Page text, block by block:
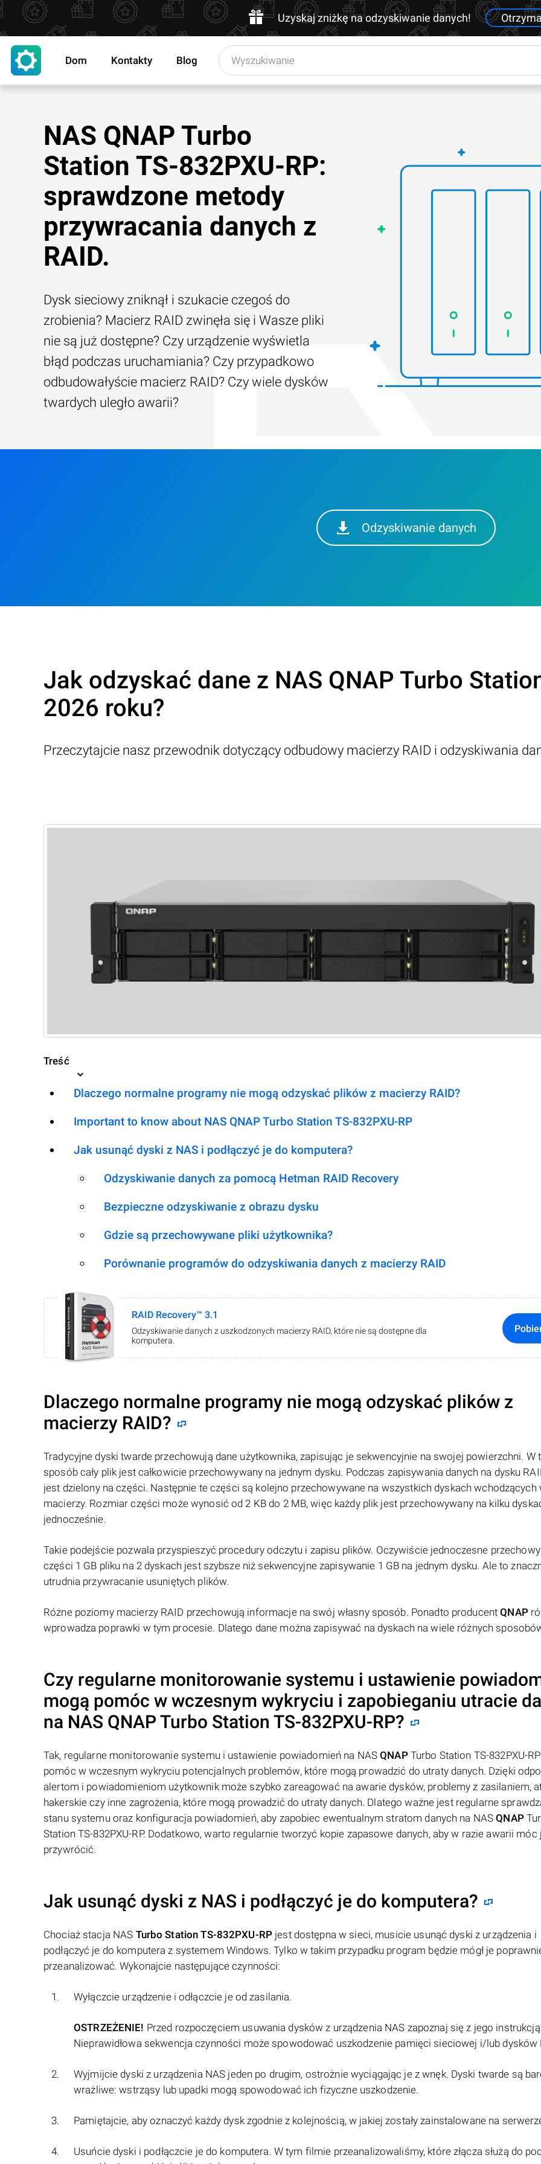
Uzyskaj zniżkę na odzyskiwanie danych!
Dom Kontakty Blog
NAS QNAP Turbo
Station TS-832PXU-RP:
sprawdzone metody
przywracania danych z
RAID.
Dysk sieciowy zniknął i szukacie czegoś do
zrobienia? Macierz RAID zwinęła się i Wasze pliki
nie są już dostępne? Czy urządzenie wyświetla
błąd podczas uruchamiania? Czy przypadkowo
odbudowałyście macierz RAID? Czy wiele dysków
twardych uległo awarii?
Odzyskiwanie danych
Jak odzyskać dane z NAS QNAP Turbo
2026 roku?
Przeczytajcie nasz przewodnik dotyczący odbudowy macierzy RAID i odzyskiwania
Treść
Dlaczego normalne programy nie mogą odzyskać plików z macierzy RAID?
Important to know about NAS QNAP Turbo Station TS-832PXU-RP
Jak usunąć dyski z NAS i podłączyć je do komputera?
Odzyskiwanie danych za pomocą Hetman RAID Recovery
Bezpieczne odzyskiwanie z obrazu dysku
Gdzie są przechowywane pliki użytkownika?
Porównanie programów do odzyskiwania danych z macierzy RAID
RAID Recovery™ 3.1
Odzyskiwanie danych z uszkodzonych macierzy RAID, które nie są dostępne dla
komputera.
Dlaczego normalne programy nie mogą odzyskać plików z
macierzy RAID?
Tradycyjne dyski twarde przechowują dane użytkownika, zapisując je sekwencyjnie na swojej powierzchni. W
sposób cały plik jest całkowicie przechowywany na jednym dysku. Podczas zapisywania danych na dysku
jest dzielony na części. Następnie te części są kolejno przechowywane na wszystkich dyskach wchodzących
macierzy. Rozmiar części może wynosić od 2 KB do 2 MB, więc każdy plik jest przechowywany na kilku
jednocześnie.
Takie podejście pozwala przyspieszyć procedury odczytu i zapisu plików. Oczywiście jednoczesne
części 1 GB pliku na 2 dyskach jest szybsze niż sekwencyjne zapisywanie 1 GB na jednym dysku. Ale to
utrudnia przywracanie usuniętych plików.
Różne poziomy macierzy RAID przechowują informacje na swój własny sposób. Ponadto producentQNAP
wprowadza poprawki w tym procesie. Dlatego dane można zapisywać na dyskach na wiele różnych
Czy regularne monitorowanie systemu i ustawienie
mogą pomóc w wczesnym wykryciu i zapobieganiu utracie
na NAS QNAP Turbo Station TS-832PXU-RP?
Tak, regularne monitorowanie systemu i ustawienie powiadomień na NASQNAPTurbo Station TS-832PXU-
pomóc w wczesnym wykryciu potencjalnych problemów, które mogą prowadzić do utraty danych. Dzięki
alertom i powiadomieniom użytkownik może szybko zareagować na awarie dysków, problemy z zasilaniem,
hakerskie czy inne zagrożenia, które mogą prowadzić do utraty danych. Dlatego ważne jest regularne
stanu systemu oraz konfiguracja powiadomień, aby zapobiec ewentualnym stratom danych na NASQNAP
Station TS-832PXU-RP. Dodatkowo, warto regularnie tworzyć kopie zapasowe danych, aby w razie awarii móc
przywrócić.
Jak usunąć dyski z NAS i podłączyć je do komputera?
Chociaż stacja NAS Turbo Station TS-832PXU-RP jest dostępna w sieci, musicie usunąć dyski z urządzenia i
podłączyć je do komputera z systemem Windows. Tylko w takim przypadku program będzie mógł je
przeanalizować. Wykonajcie następujące czynności:
Wyłączcie urządzenie i odłączcie je od zasilania.
OSTRZEŻENIE! Przed rozpoczęciem usuwania dysków z urządzenia NAS zapoznaj się z jego
Nieprawidłowa sekwencja czynności może spowodować uszkodzenie pamięci sieciowej i/lub dysków
Wyjmijcie dyski z urządzenia NAS jeden po drugim, ostrożnie wyciągając je z wnęk. Dyski twarde są
wrażliwe: wstrząsy lub upadki mogą spowodować ich fizyczne uszkodzenie.
Pamiętajcie, aby oznaczyć każdy dysk zgodnie z kolejnością, w jakiej zostały zainstalowane na
Usuńcie dyski i podłączcie je do komputera. W tym filmie przeanalizowaliśmy, które złącza służą do